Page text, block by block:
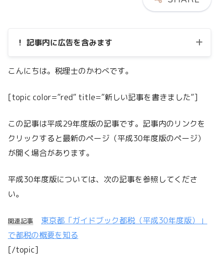
！ 記事内に広告を含みます
こんにちは。税理士のかわべです。
[topic color=”red” title=”新しい記事を書きました”]
この記事は平成29年度版の記事です。記事内のリンクを
クリックすると最新のページ（平成30年度版のページ）
が開く場合があります。
平成30年度版については、次の記事を参照してくださ
い。
関連記事
東京都「ガイドブック都税（平成30年度版）」
で都税の概要を知る
[/topic]